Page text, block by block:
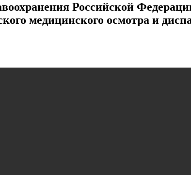
Российской
медицинского осмотра и